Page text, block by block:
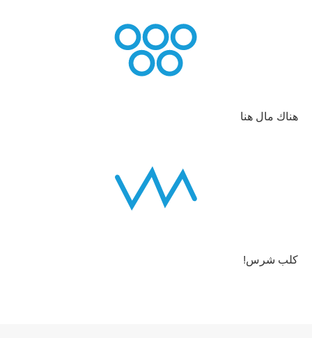
هناك مال هنا
كلب شرس!